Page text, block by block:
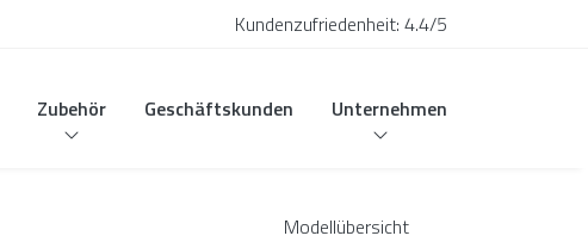
Kundenzufriedenheit: 4.4/5
Zubehör Geschäftskunden Unternehmen
Modellübersicht